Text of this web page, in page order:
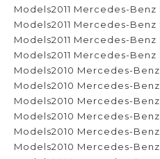
Models2011 Mercedes-Benz
Models2011 Mercedes-Benz
Models2011 Mercedes-Benz
Models2011 Mercedes-Benz
Models2010 Mercedes-Benz
Models2010 Mercedes-
Models2010 Mercedes-Benz
Models2010 Mercedes-Benz
Models2010 Mercedes-Benz
Models2010 Mercedes-Benz